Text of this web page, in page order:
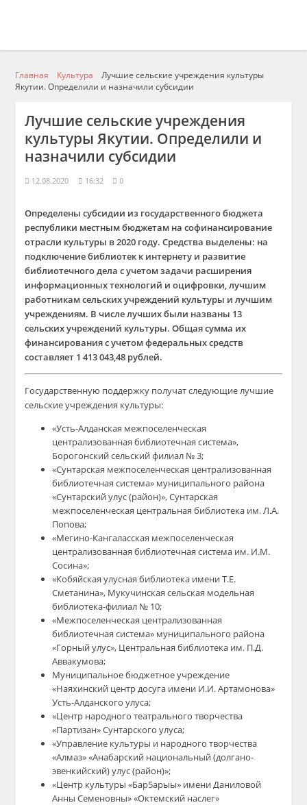
Главная Культура
Лучшие сельские учреждения культуры
Якутии. Определили и назначили субсидии
Лучшие сельские учреждения
культуры Якутии. Определили и
назначили субсидии
12.08.2020 16:32 0
Определены субсидии из государственного бюджета
республики местным бюджетам на софинансирование
отрасли культуры в 2020 году. Средства выделены: на
подключение библиотек к интернету и развитие
библиотечного дела с учетом задачи расширения
информационных технологий и оцифровки, лучшим
работникам сельских учреждений культуры и лучшим
учреждениям. В числе лучших были названы 13
сельских учреждений культуры. Общая сумма их
финансирования с учетом федеральных средств
составляет 1 413 043,48 рублей.
Государственную поддержку получат следующие лучшие
сельские учреждения культуры:
«Усть-Алданская межпоселенческая
централизованная библиотечная система»,
Борогонский сельский филиал № 3;
«Сунтарская межпоселенческая централизованная
библиотечная система» муниципального района
«Сунтарский улус (район)», Сунтарская
межпоселенческая центральная библиотека им. Л.А.
Попова;
«Мегино-Кангаласская межпоселенческая
централизованная библиотечная система им. И.М.
Сосина»;
«Кобяйская улусная библиотека имени Т.Е.
Сметанина», Мукучинская сельская модельная
библиотека-филиал № 10;
«Межпоселенческая централизованная
библиотечная система» муниципального района
«Горный улус», Центральная библиотека им. П.Д.
Аввакумова;
Муниципальное бюджетное учреждение
«Наяхинский центр досуга имени И.И. Артамонова»
Усть-Алданского улуса;
«Центр народного театрального творчества
«Партизан» Сунтарского улуса;
«Управление культуры и народного творчества
«Алмаз» «Анабарский национальный (долгано-
эвенкийский) улус (район)»;
«Центр культуры «Бар5арыы» имени Даниловой
Анны Семеновны» «Октемский наслег»